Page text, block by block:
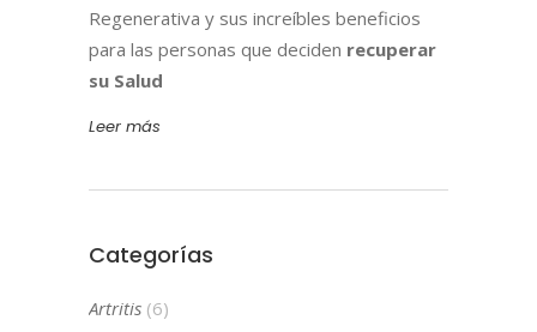
Regenerativa y sus increíbles beneficios
para las personas que deciden recuperar
su Salud
Leer más
Categorías
Artritis (6)